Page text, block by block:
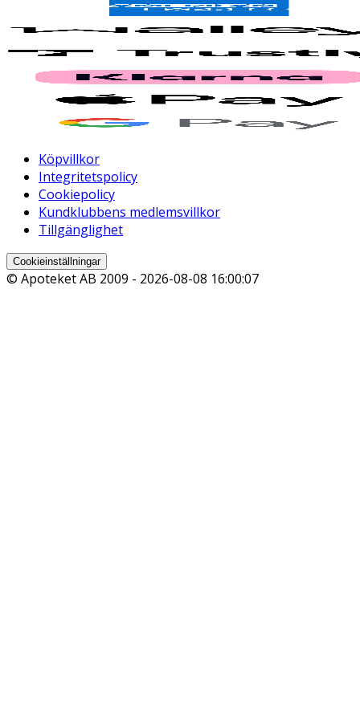
Köpvillkor
Integritetspolicy
Cookiepolicy
Kundklubbens medlemsvillkor
Tillgänglighet
Cookieinställningar
© Apoteket AB 2009 - 2026-08-08 16:00:07